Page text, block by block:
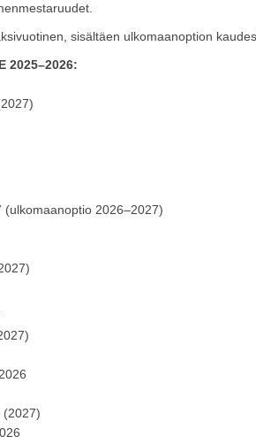
sisältäen ulkomaanoption
2025–2026:
2026–2027)
(2027)